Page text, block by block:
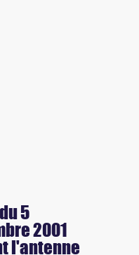
5
2001
l'antenne